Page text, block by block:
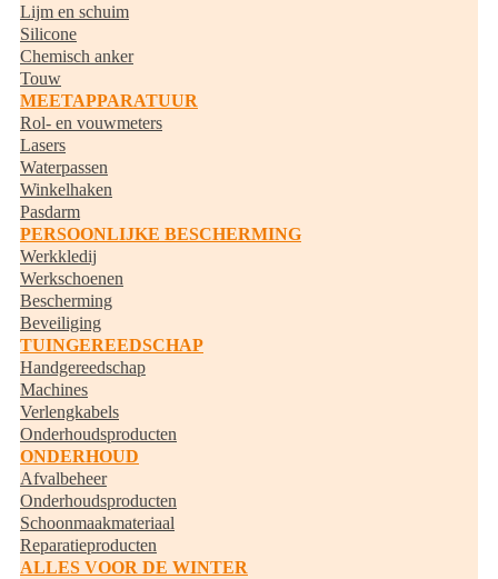
Lijm en schuim
Silicone
Chemisch anker
Touw
MEETAPPARATUUR
Rol- en vouwmeters
Lasers
Waterpassen
Winkelhaken
Pasdarm
PERSOONLIJKE BESCHERMING
Werkkledij
Werkschoenen
Bescherming
Beveiliging
TUINGEREEDSCHAP
Handgereedschap
Machines
Verlengkabels
Onderhoudsproducten
ONDERHOUD
Afvalbeheer
Onderhoudsproducten
Schoonmaakmateriaal
Reparatieproducten
ALLES VOOR DE WINTER